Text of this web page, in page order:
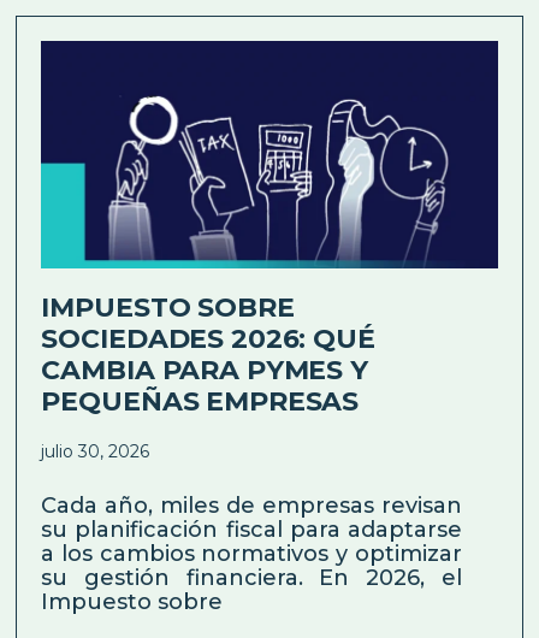
IMPUESTO SOBRE
SOCIEDADES 2026: QUÉ
CAMBIA PARA PYMES Y
PEQUEÑAS EMPRESAS
julio 30, 2026
Cada año, miles de empresas revisan
su planificación fiscal para adaptarse
a los cambios normativos y optimizar
su gestión financiera. En 2026, el
Impuesto sobre